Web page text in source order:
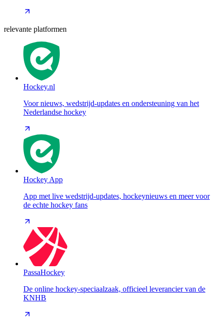
relevante platformen
Hockey.nl
Voor nieuws, wedstrijd-updates en ondersteuning van het
Nederlandse hockey
Hockey App
App met live wedstrijd-updates, hockeynieuws en meer voor
de echte hockey fans
PassaHockey
De online hockey-speciaalzaak, officieel leverancier van de
KNHB